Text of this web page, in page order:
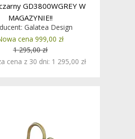
GD3800WGREY W
MAGAZYNIE!!
Galatea Design
cena 999,00 zł
1 295,00 zł
cena z 30 dni: 1 295,00 zł